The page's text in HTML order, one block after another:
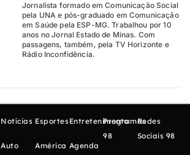
Jornalista formado em Comunicação Social
pela UNA e pós-graduado em Comunicação
em Saúde pela ESP-MG. Trabalhou por 10
anos no Jornal Estado de Minas. Com
passagens, também, pela TV Horizonte e
Rádio Inconfidência.
Notícias
Auto
Esportes
América
Entretenimento
Agenda
Programas
98
Redes
Sociais 98